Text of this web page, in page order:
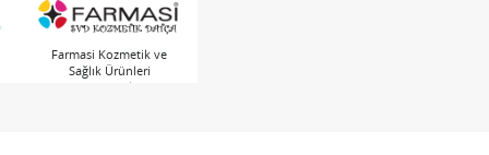
Farmasi Kozmetik ve
Sağlık Ürünleri
Datça-Merkez